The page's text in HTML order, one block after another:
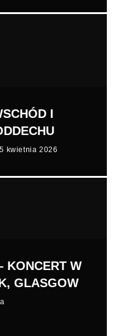
I
kwietnia 2026
KONCERT W
GLASGOW